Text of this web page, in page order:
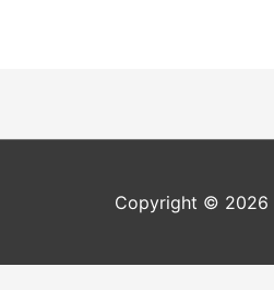
Copyright © 2026